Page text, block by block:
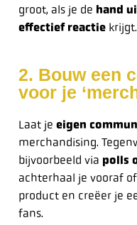
groot, als je de hand
effectief reactie krijgt.
2. Bouw een
voor je
Laat je eigen
merchandising.
bijvoorbeeld via polls
achterhaal je vooraf
product en creëer je
fans.